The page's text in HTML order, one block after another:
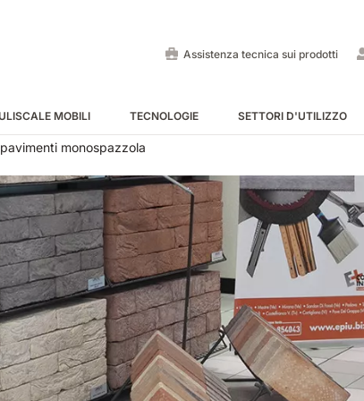
Assistenza tecnica sui prodotti
MOBILI TECNOLOGIE SETTORI D'UTILIZZO
E55
MOSTRA TUTTE
E65
MOSTRA TUTTE
Tigra
MOSTRA TUTTE
EC52
monospazzola